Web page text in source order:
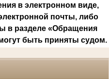
в электронном виде,
почты, либо
в разделе «Обращения
быть приняты судом.